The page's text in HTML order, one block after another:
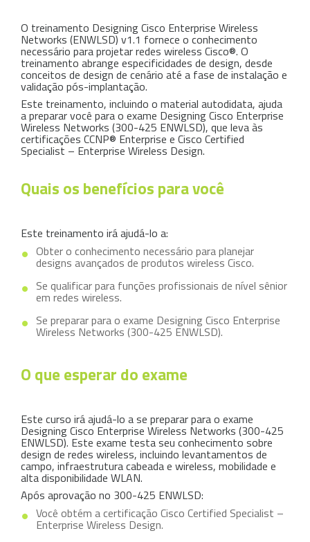
O treinamento Designing Cisco Enterprise Wireless
Networks (ENWLSD) v1.1 fornece o conhecimento
necessário para projetar redes wireless Cisco®. O
treinamento abrange especificidades de design, desde
conceitos de design de cenário até a fase de instalação e
validação pós-implantação.
Este treinamento, incluindo o material autodidata, ajuda
a preparar você para o exame Designing Cisco Enterprise
Wireless Networks (300-425 ENWLSD), que leva às
certificações CCNP® Enterprise e Cisco Certified
Specialist – Enterprise Wireless Design.
Quais os benefícios para você
Este treinamento irá ajudá-lo a:
Obter o conhecimento necessário para planejar
designs avançados de produtos wireless Cisco.
Se qualificar para funções profissionais de nível sênior
em redes wireless.
Se preparar para o exame Designing Cisco Enterprise
Wireless Networks (300-425 ENWLSD).
O que esperar do exame
Este curso irá ajudá-lo a se preparar para o exame
Designing Cisco Enterprise Wireless Networks (300-425
ENWLSD). Este exame testa seu conhecimento sobre
design de redes wireless, incluindo levantamentos de
campo, infraestrutura cabeada e wireless, mobilidade e
alta disponibilidade WLAN.
Após aprovação no 300-425 ENWLSD:
Você obtém a certificação Cisco Certified Specialist –
Enterprise Wireless Design.